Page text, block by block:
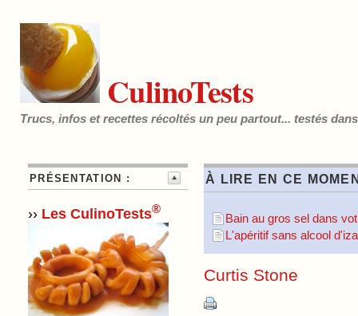
CulinoTests
Trucs, infos et recettes récoltés un peu partout... testés
PRÉSENTATION :
›› Les CulinoTests®
À LIRE EN CE
Bain au gros sel dans
L'apéritif sans alcool
Curtis Stone